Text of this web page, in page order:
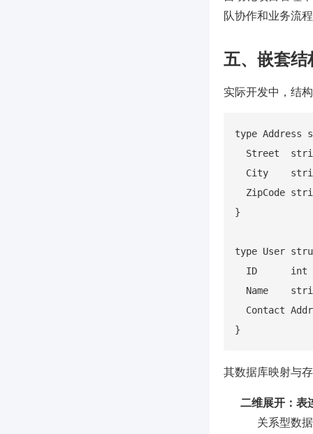
队协作和业务流
五、嵌套结
实际开发中，结
type Address
Street
City
ZipCode
}
type User
  ID      int
Name
Contact
其数据库映射与
二维展开：表
关系型数